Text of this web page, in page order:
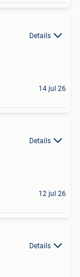
Details
14 jul 26
Details
12 jul 26
Details